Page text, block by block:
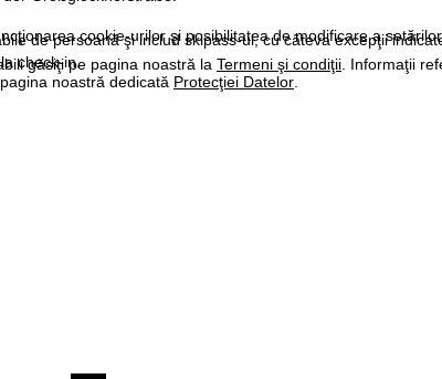
cookie-urilor şi posibilitatea de modificare a
găsiţi pe pagina noastră la Termeni şi condiţii . Informaţii
noastră dedicată Protecţiei Datelor
de persoană şi includ skipass-ul, cu câteva excepţii
check-in.